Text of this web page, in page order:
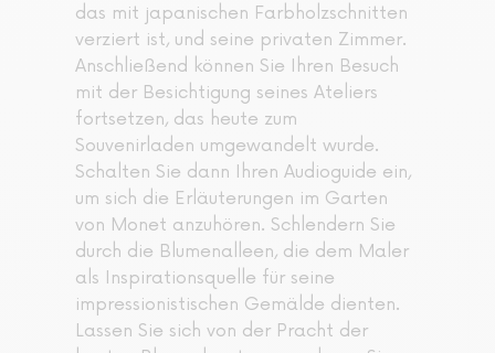
das mit japanischen Farbholzschnitten
verziert ist, und seine privaten Zimmer.
Anschließend können Sie Ihren Besuch
mit der Besichtigung seines Ateliers
fortsetzen, das heute zum
Souvenirladen umgewandelt wurde.
Schalten Sie dann Ihren Audioguide ein,
um sich die Erläuterungen im Garten
von Monet anzuhören. Schlendern Sie
durch die Blumenalleen, die dem Maler
als Inspirationsquelle für seine
impressionistischen Gemälde dienten.
Lassen Sie sich von der Pracht der